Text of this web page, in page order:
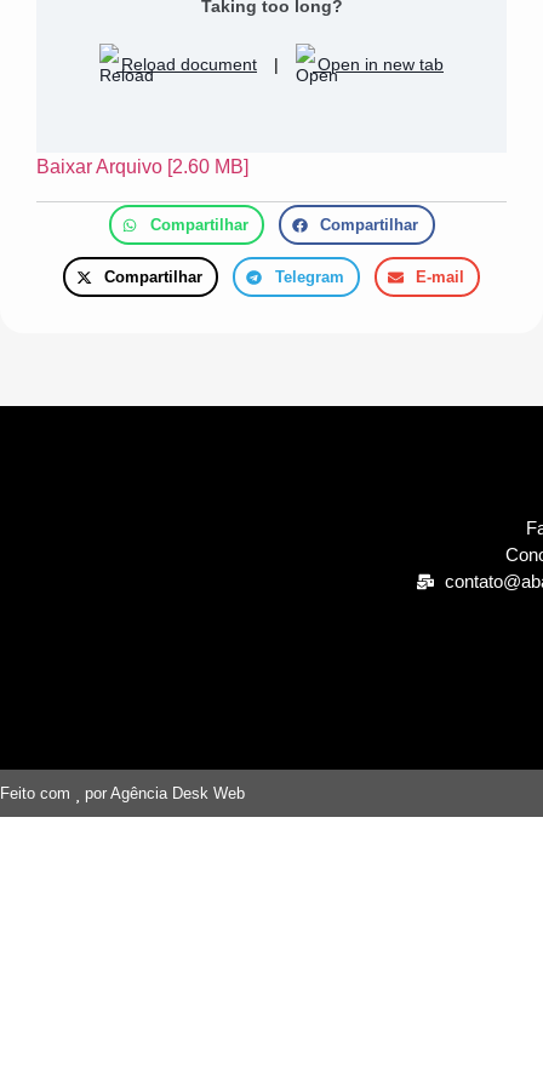
Taking too long?
Reload document | Open in new tab
Baixar Arquivo [2.60 MB]
Compartilhar Compartilhar
Compartilhar Telegram E-mail
Feito com por Agência Desk Web